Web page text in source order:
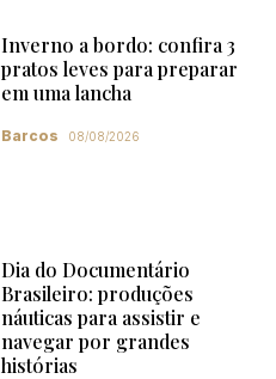
Inverno a bordo: confira 3
pratos leves para preparar
em uma lancha
Barcos 08/08/2026
Dia do Documentário
Brasileiro: produções
náuticas para assistir e
navegar por grandes
histórias